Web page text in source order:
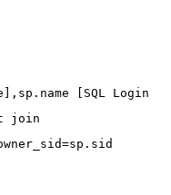
[SQL Login
join